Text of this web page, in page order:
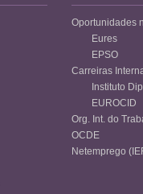
Oportunidades
Eures
EPSO
Carreiras
Instituto
EUROCID
Org. Int. do
OCDE
Netemprego